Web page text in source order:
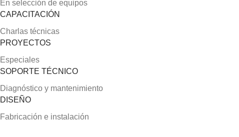
En selección de equipos
CAPACITACIÓN
Charlas técnicas
PROYECTOS
Especiales
SOPORTE TÉCNICO
Diagnóstico y mantenimiento
DISEÑO
Fabricación e instalación